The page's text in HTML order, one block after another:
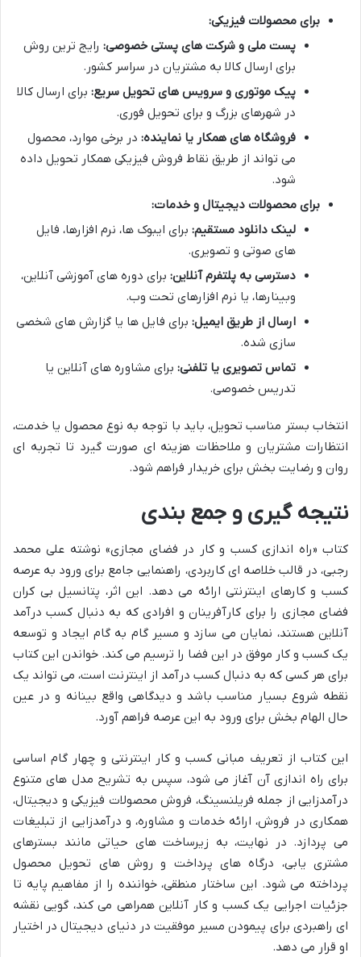
برای محصولات فیزیکی:
پست ملی و شرکت های پستی خصوصی: رایج ترین روش
برای ارسال کالا به مشتریان در سراسر کشور.
پیک موتوری و سرویس های تحویل سریع: برای ارسال کالا
در شهرهای بزرگ و برای تحویل فوری.
فروشگاه های همکار یا نماینده: در برخی موارد، محصول
می تواند از طریق نقاط فروش فیزیکی همکار تحویل داده
شود.
برای محصولات دیجیتال و خدمات:
لینک دانلود مستقیم: برای ایبوک ها، نرم افزارها، فایل
های صوتی و تصویری.
دسترسی به پلتفرم آنلاین: برای دوره های آموزشی آنلاین،
وبینارها، یا نرم افزارهای تحت وب.
ارسال از طریق ایمیل: برای فایل ها یا گزارش های شخصی
سازی شده.
تماس تصویری یا تلفنی: برای مشاوره های آنلاین یا
تدریس خصوصی.
انتخاب بستر مناسب تحویل، باید با توجه به نوع محصول یا خدمت،
انتظارات مشتریان و ملاحظات هزینه ای صورت گیرد تا تجربه ای
روان و رضایت بخش برای خریدار فراهم شود.
نتیجه گیری و جمع بندی
کتاب «راه اندازی کسب و کار در فضای مجازی» نوشته علی محمد
رجبی، در قالب خلاصه ای کاربردی، راهنمایی جامع برای ورود به عرصه
کسب و کارهای اینترنتی ارائه می دهد. این اثر، پتانسیل بی کران
فضای مجازی را برای کارآفرینان و افرادی که به دنبال کسب درآمد
آنلاین هستند، نمایان می سازد و مسیر گام به گام ایجاد و توسعه
یک کسب و کار موفق در این فضا را ترسیم می کند. خواندن این کتاب
برای هر کسی که به دنبال کسب درآمد از اینترنت است، می تواند یک
نقطه شروع بسیار مناسب باشد و دیدگاهی واقع بینانه و در عین
حال الهام بخش برای ورود به این عرصه فراهم آورد.
این کتاب از تعریف مبانی کسب و کار اینترنتی و چهار گام اساسی
برای راه اندازی آن آغاز می شود، سپس به تشریح مدل های متنوع
درآمدزایی از جمله فریلنسینگ، فروش محصولات فیزیکی و دیجیتال،
همکاری در فروش، ارائه خدمات و مشاوره، و درآمدزایی از تبلیغات
می پردازد. در نهایت، به زیرساخت های حیاتی مانند بسترهای
مشتری یابی، درگاه های پرداخت و روش های تحویل محصول
پرداخته می شود. این ساختار منطقی، خواننده را از مفاهیم پایه تا
جزئیات اجرایی یک کسب و کار آنلاین همراهی می کند، گویی نقشه
ای راهبردی برای پیمودن مسیر موفقیت در دنیای دیجیتال در اختیار
او قرار می دهد.